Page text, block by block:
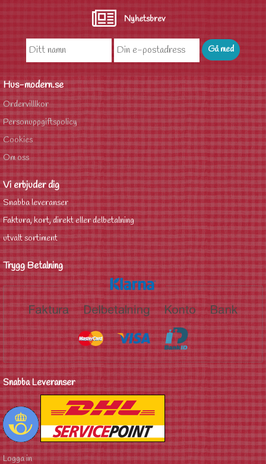
Nyhetsbrev
Hus-modern.se
Ordervilllkor
Personuppgiftspolicy
Cookies
Om oss
Vi erbjuder dig
Snabba leveranser
Faktura, kort, direkt eller delbetalning
utvalt sortiment
Trygg Betalning
Snabba Leveranser
Logga in